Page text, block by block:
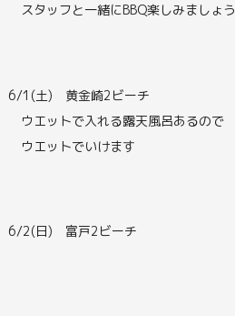
スタッフと一緒にBBQ楽しみましょう
6/1(土) 黄金崎2ビーチ
ウエットで入れる露天風呂あるので
ウエットでいけます
6/2(日) 富戸2ビーチ